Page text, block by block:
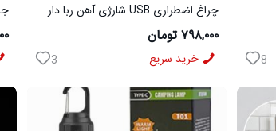
8
چراغ اضطراری USB شارژی آهن ربا دار
۷۹۸,۰۰۰ تومان
خرید سریع 3